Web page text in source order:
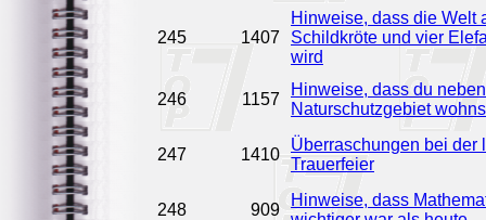
245 1407
Hinweise, dass die Welt
Schildkröte und vier
wird
246 1157
Hinweise, dass du
Naturschutzgebiet
247 1410
Überraschungen bei der
Trauerfeier
248 909
Hinweise, dass